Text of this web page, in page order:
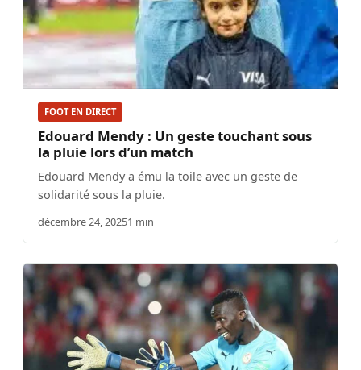
FOOT EN DIRECT
Edouard Mendy : Un geste touchant sous
la pluie lors d’un match
Edouard Mendy a ému la toile avec un geste de
solidarité sous la pluie.
décembre 24, 20251 min